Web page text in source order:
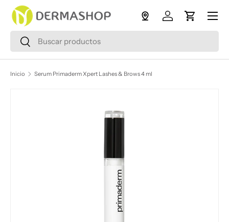
Ir al contenido
Buscar
Buscar
Iniciar sesión
Carrito
Menú
Inicio Serum Primaderm Xpert Lashes & Brows 4 ml